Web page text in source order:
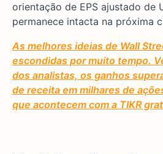
orientação de EPS ajustado de
permanece intacta na próxima
As melhores ideias de Wall
escondidas por muito tempo.
dos analistas, os ganhos
de receita em milhares de
que acontecem com a TIKR